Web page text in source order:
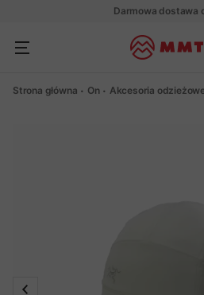
Darmowa dostawa
Strona główna On Akcesoria